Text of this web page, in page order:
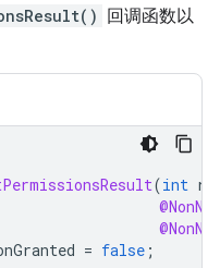
回调函数以
(int
= false ;